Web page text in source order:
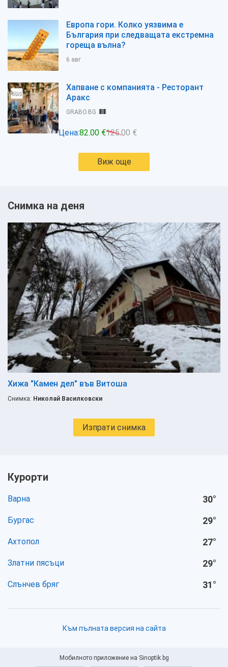
Европа гори. Колко уязвима е
България при следващата екстремна
гореща вълна?
6 авг
Хапване с компанията - Ресторант
Аракс
GRABO.BG
Цена:82.00 €125.00 €
Виж още
Снимка на деня
Хижа "Камен дел" във Витоша
Снимка: Николай Василковски
Изпрати снимка
Курорти
Варна 30°
Бургас 29°
Ахтопол 27°
Златни пясъци 29°
Слънчев бряг 31°
Към пълната версия на сайта
Мобилното приложение на Sinoptik.bg